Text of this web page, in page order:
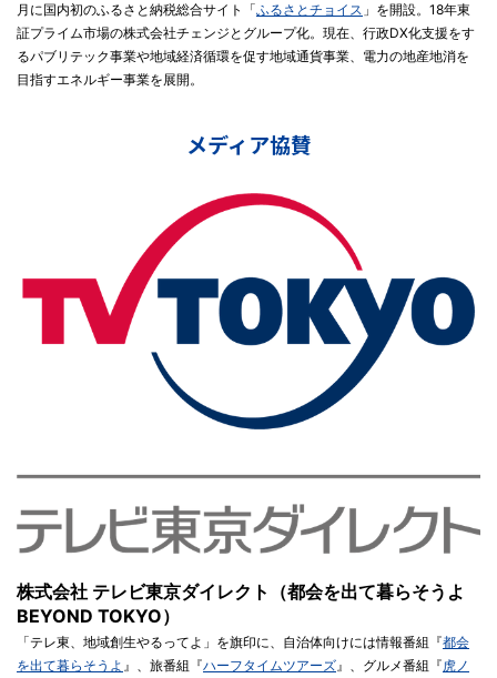
月に国内初のふるさと納税総合サイト「ふるさとチョイス 」を開設。18年東
証プライム市場の株式会社チェンジとグループ化。現在、行政DX化支援をす
るパブリテック事業や地域経済循環を促す地域通貨事業、電力の地産地消を
目指すエネルギー事業を展開。
メディア協賛
株式会社 テレビ東京ダイレクト（都会を出て暮らそうよ
BEYOND TOKYO）
「テレ東、地域創生やるってよ」を旗印に、自治体向けには情報番組『都会
を出て暮らそうよ 』、旅番組『ハーフタイムツアーズ 』、グルメ番組『虎ノ